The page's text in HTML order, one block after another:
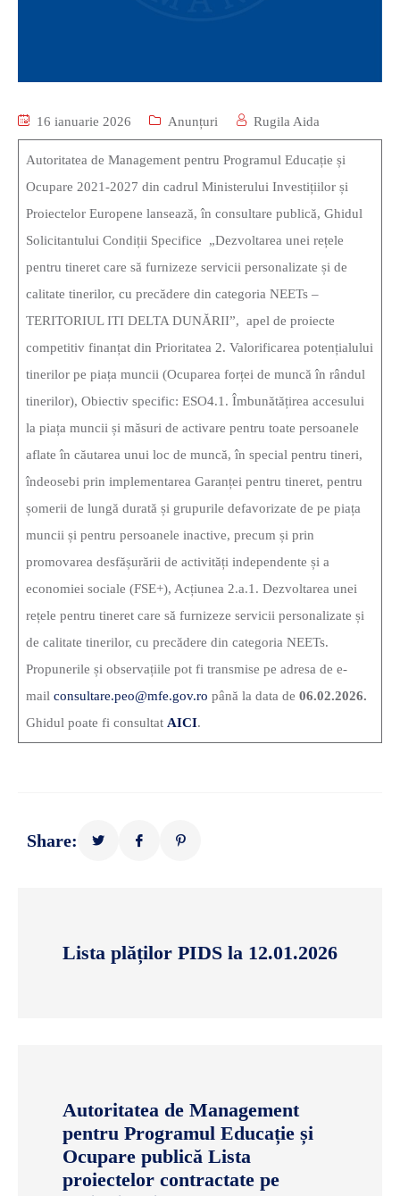
16 ianuarie 2026 Anunțuri Rugila Aida
Autoritatea de Management pentru Programul Educație și
Ocupare 2021-2027 din cadrul Ministerului Investițiilor și
Proiectelor Europene lansează, în consultare publică, Ghidul
Solicitantului Condiții Specifice „Dezvoltarea unei rețele
pentru tineret care să furnizeze servicii personalizate și de
calitate tinerilor, cu precădere din categoria NEETs –
TERITORIUL ITI DELTA DUNĂRII”, apel de proiecte
competitiv finanțat din Prioritatea 2. Valorificarea potențialului
tinerilor pe piața muncii (Ocuparea forței de muncă în rândul
tinerilor), Obiectiv specific: ESO4.1. Îmbunătățirea accesului
la piața muncii și măsuri de activare pentru toate persoanele
aflate în căutarea unui loc de muncă, în special pentru tineri,
îndeosebi prin implementarea Garanței pentru tineret, pentru
șomerii de lungă durată și grupurile defavorizate de pe piața
muncii și pentru persoanele inactive, precum și prin
promovarea desfășurării de activități independente și a
economiei sociale (FSE+), Acțiunea 2.a.1. Dezvoltarea unei
rețele pentru tineret care să furnizeze servicii personalizate și
de calitate tinerilor, cu precădere din categoria NEETs.
Propunerile și observațiile pot fi transmise pe adresa de e-
mail consultare.peo@mfe.gov.ro până la data de 06.02.2026.
Ghidul poate fi consultat AICI.
Share:
Lista plăților PIDS la 12.01.2026
Autoritatea de Management
pentru Programul Educație și
Ocupare publică Lista
proiectelor contractate pe